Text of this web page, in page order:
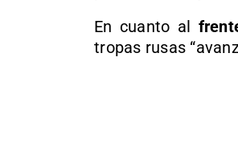
En cuanto al
tropas rusas